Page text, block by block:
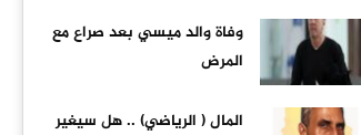
وفاة والد ميسي بعد صراع مع
المرض
المال ( الرياضي) .. هل سيغير